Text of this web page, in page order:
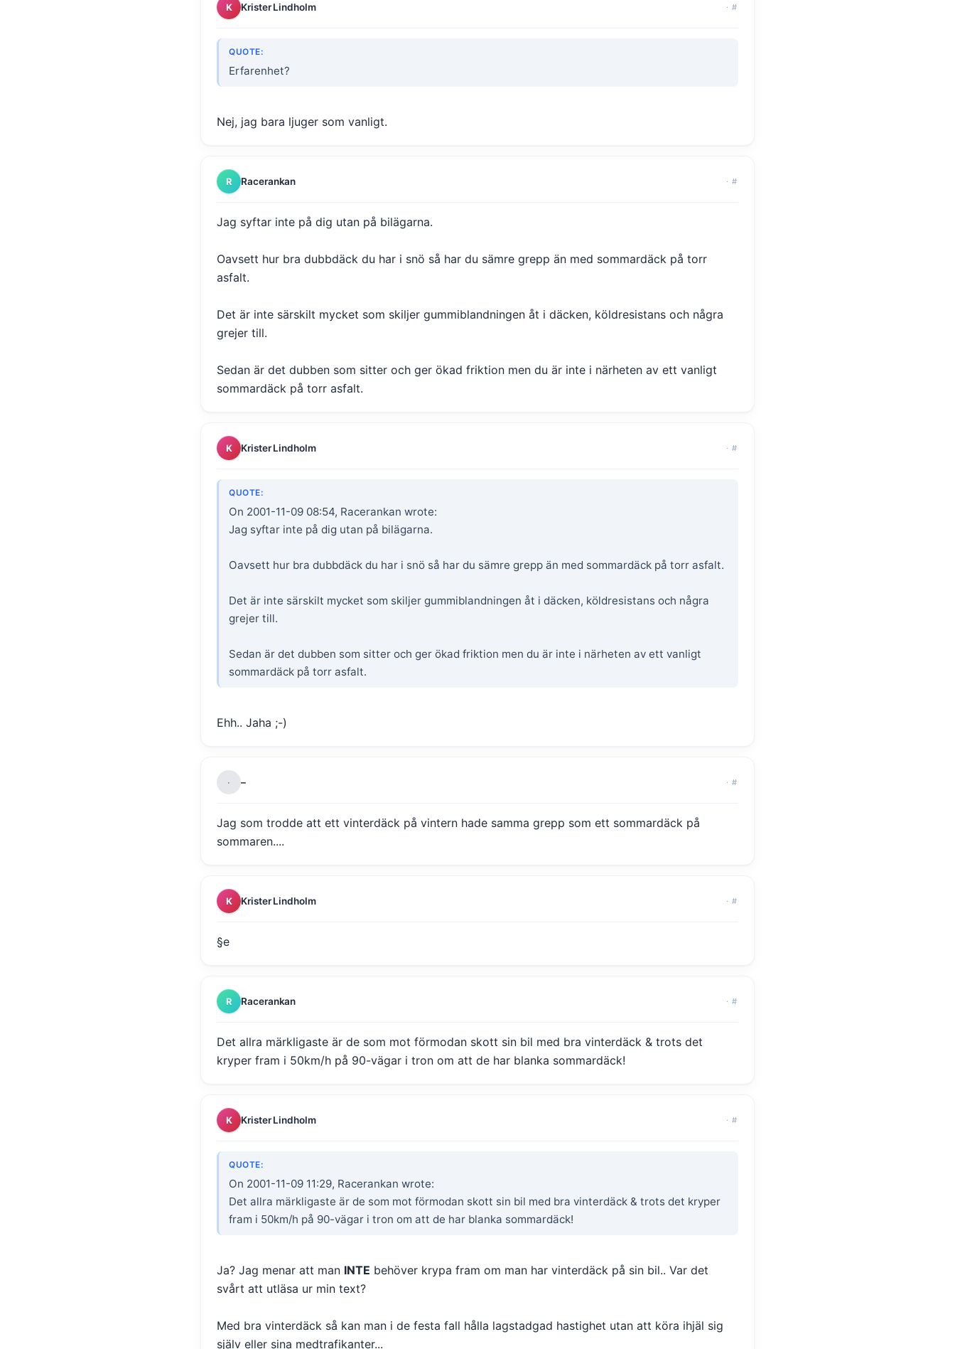
K Krister Lindholm · #
QUOTE:
Erfarenhet?
Nej, jag bara ljuger som vanligt.
R Racerankan · #
Jag syftar inte på dig utan på bilägarna.
Oavsett hur bra dubbdäck du har i snö så har du sämre grepp än med sommardäck på torr
asfalt.
Det är inte särskilt mycket som skiljer gummiblandningen åt i däcken, köldresistans och några
grejer till.
Sedan är det dubben som sitter och ger ökad friktion men du är inte i närheten av ett vanligt
sommardäck på torr asfalt.
K Krister Lindholm · #
QUOTE:
On 2001-11-09 08:54, Racerankan wrote:
Jag syftar inte på dig utan på bilägarna.
Oavsett hur bra dubbdäck du har i snö så har du sämre grepp än med sommardäck på torr asfalt.
Det är inte särskilt mycket som skiljer gummiblandningen åt i däcken, köldresistans och några
grejer till.
Sedan är det dubben som sitter och ger ökad friktion men du är inte i närheten av ett vanligt
sommardäck på torr asfalt.
Ehh.. Jaha ;-)
· – · #
Jag som trodde att ett vinterdäck på vintern hade samma grepp som ett sommardäck på
sommaren....
K Krister Lindholm · #
§e
R Racerankan · #
Det allra märkligaste är de som mot förmodan skott sin bil med bra vinterdäck & trots det
kryper fram i 50km/h på 90-vägar i tron om att de har blanka sommardäck!
K Krister Lindholm · #
QUOTE:
On 2001-11-09 11:29, Racerankan wrote:
Det allra märkligaste är de som mot förmodan skott sin bil med bra vinterdäck & trots det kryper
fram i 50km/h på 90-vägar i tron om att de har blanka sommardäck!
Ja? Jag menar att man INTE behöver krypa fram om man har vinterdäck på sin bil.. Var det
svårt att utläsa ur min text?
Med bra vinterdäck så kan man i de festa fall hålla lagstadgad hastighet utan att köra ihjäl sig
själv eller sina medtrafikanter...